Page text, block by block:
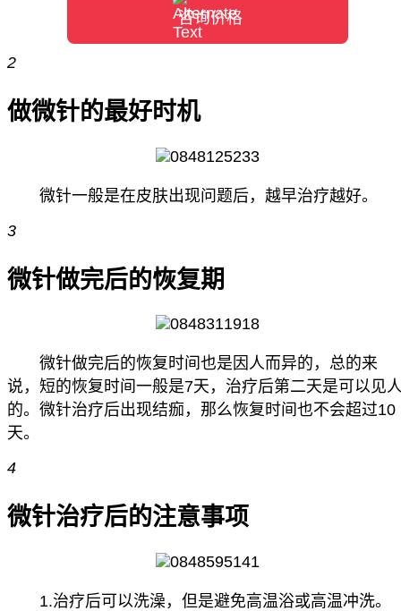
咨询价格
2
做微针的最好时机
微针一般是在皮肤出现问题后，越早治疗越好。
3
微针做完后的恢复期
微针做完后的恢复时间也是因人而异的，总的来
说，短的恢复时间一般是7天，治疗后第二天是可以见
的。微针治疗后出现结痂，那么恢复时间也不会超过10
天。
4
微针治疗后的注意事项
1.治疗后可以洗澡，但是避免高温浴或高温冲洗。